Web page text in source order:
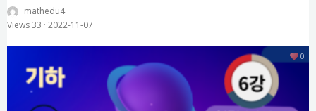
mathedu4
Views 33 · 2022-11-07
0